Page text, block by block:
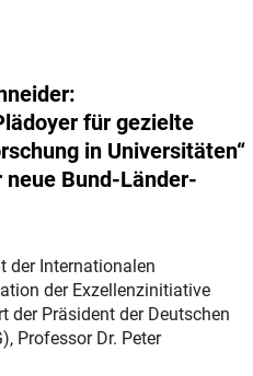
für gezielte
in Universitäten“
Bund-Länder-
der Internationalen
der Exzellenzinitiative
der Präsident der Deutschen
Professor Dr. Peter